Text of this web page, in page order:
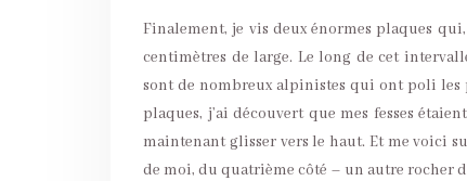
Finalement, je vis deux énormes plaques
centimètres de large. Le long de cet
sont de nombreux alpinistes qui ont poli les
plaques, j’ai découvert que mes fesses
maintenant glisser vers le haut. Et me voici
de moi, du quatrième côté – un autre rocher